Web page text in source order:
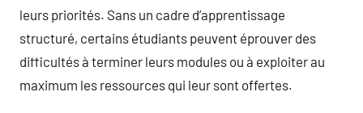
leurs priorités. Sans un cadre d’apprentissage
structuré, certains étudiants peuvent éprouver des
difficultés à terminer leurs modules ou à exploiter au
maximum les ressources qui leur sont offertes.